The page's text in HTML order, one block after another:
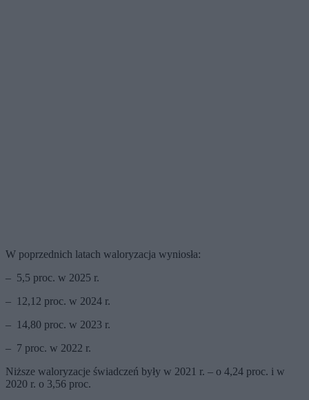
W poprzednich latach waloryzacja wyniosła:
– 5,5 proc. w 2025 r.
– 12,12 proc. w 2024 r.
– 14,80 proc. w 2023 r.
– 7 proc. w 2022 r.
Niższe waloryzacje świadczeń były w 2021 r. – o 4,24 proc. i w
2020 r. o 3,56 proc.